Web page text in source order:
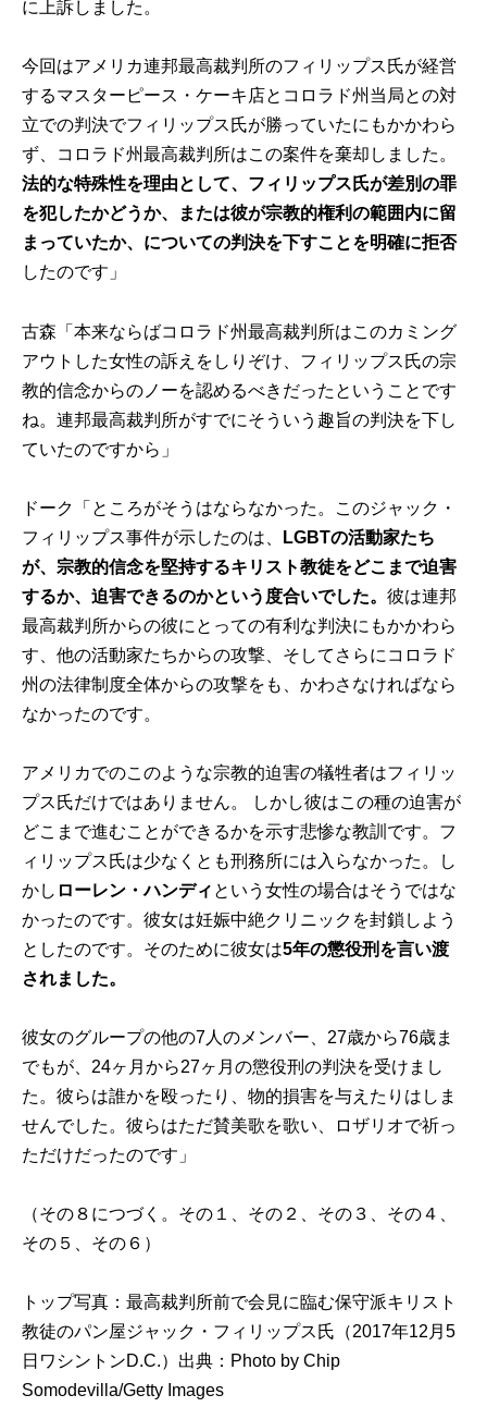
に上訴しました。
今回はアメリカ連邦最高裁判所のフィリップス氏が経営
するマスターピース・ケーキ店とコロラド州当局との対
立での判決でフィリップス氏が勝っていたにもかかわら
ず、コロラド州最高裁判所はこの案件を棄却しました。
法的な特殊性を理由として、フィリップス氏が差別の罪
を犯したかどうか、または彼が宗教的権利の範囲内に留
まっていたか、についての判決を下すことを明確に拒否
したのです」
古森「本来ならばコロラド州最高裁判所はこのカミング
アウトした女性の訴えをしりぞけ、フィリップス氏の宗
教的信念からのノーを認めるべきだったということです
ね。連邦最高裁判所がすでにそういう趣旨の判決を下し
ていたのですから」
ドーク「ところがそうはならなかった。このジャック・
フィリップス事件が示したのは、
LGBTの活動家たち
が、宗教的信念を堅持するキリスト教徒をどこまで迫害
するか、迫害できるのかという度合いでした。彼は連邦
最高裁判所からの彼にとっての有利な判決にもかかわら
す、他の活動家たちからの攻撃、そしてさらにコロラド
州の法律制度全体からの攻撃をも、かわさなければなら
なかったのです。
アメリカでのこのような宗教的迫害の犠牲者はフィリッ
プス氏だけではありません。 しかし彼はこの種の迫害が
どこまで進むことができるかを示す悲惨な教訓です。フ
ィリップス氏は少なくとも刑務所には入らなかった。し
かし ローレン・ハンディ という女性の場合はそうではな
かったのです。彼女は妊娠中絶クリニックを封鎖しよう
としたのです。そのために彼女は5年の懲役刑を言い渡
されました。
彼女のグループの他の7人のメンバー、27歳から76歳ま
でもが、24ヶ月から27ヶ月の懲役刑の判決を受けまし
た。彼らは誰かを殴ったり、物的損害を与えたりはしま
せんでした。彼らはただ賛美歌を歌い、ロザリオで祈っ
ただけだったのです」
（その８につづく。 その１ その２ その３ その４
その５
その６ ）
トップ写真：最高裁判所前で会見に臨む保守派キリスト
教徒のパン屋ジャック・フィリップス氏（2017年12月5
日ワシントンD.C.）出典： Photo by Chip
Somodevilla/Getty Images